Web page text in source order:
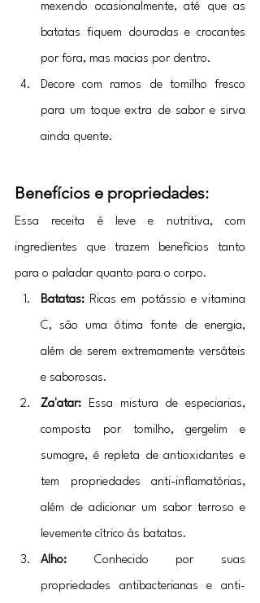
mexendo ocasionalmente, até que as
batatas fiquem douradas e crocantes
por fora, mas macias por dentro.
Decore com ramos de tomilho fresco
para um toque extra de sabor e sirva
ainda quente.
Benefícios e propriedades:
Essa receita é leve e nutritiva, com
ingredientes que trazem benefícios tanto
para o paladar quanto para o corpo.
Batatas: Ricas em potássio e vitamina
C, são uma ótima fonte de energia,
além de serem extremamente versáteis
e saborosas.
Za'atar: Essa mistura de especiarias,
composta por tomilho, gergelim e
sumagre, é repleta de antioxidantes e
tem propriedades anti-inflamatórias,
além de adicionar um sabor terroso e
levemente cítrico às batatas.
Alho: Conhecido por suas
propriedades antibacterianas e anti-